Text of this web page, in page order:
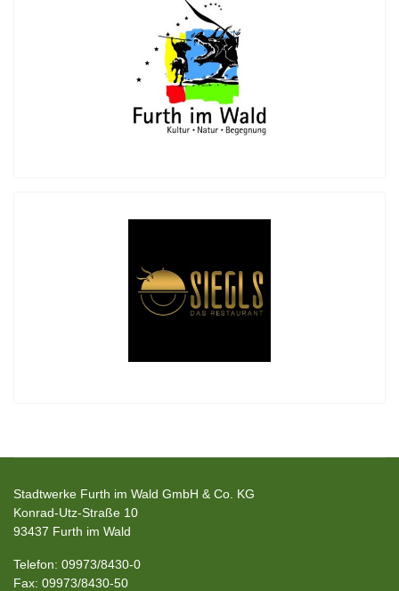
Stadtwerke Furth im Wald GmbH & Co. KG
Konrad-Utz-Straße 10
93437 Furth im Wald
Telefon: 09973/8430-0
Fax: 09973/8430-50